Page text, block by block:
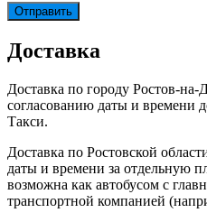
Доставка
Доставка по городу Ростов-
согласованию даты и времени
Такси.
Доставка по Ростовской
даты и времени за отдельную
возможна как автобусом с
транспортной компанией